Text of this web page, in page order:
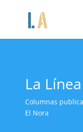
La Línea
Columnas
El Nora